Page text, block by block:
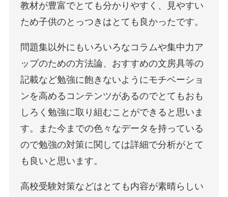
教材が豊富でとても分かりやすく、見やすい
ため子供のとっつきはとても良かったです。
問題集以外にもいろいろなコラムや集中力ア
ップのための方法論、おすすめの文房具等の
記載など勉強に飽きないようにモチベーショ
ンを高めるコンテンツがあるのでとてもおも
しろく勉強に取り組むことができると思いま
す。また今までの色々なデータを持っている
ので勉強の対策に関しては詳細で分析がとて
も良いと思います。
高校受験対策などはとても内容が素晴らしい